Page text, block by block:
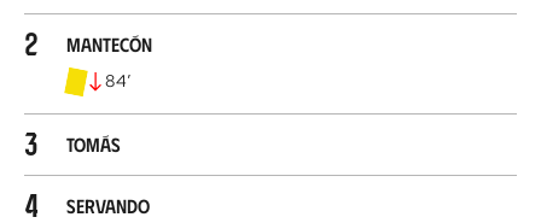
2 Mantecón
84’
3 Tomás
4 Servando